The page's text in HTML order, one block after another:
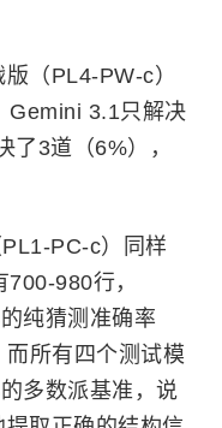
（PL4-PW-c）
Gemini 3.1只解决
了3道（6%），
PC-c）同样
980行，
纯猜测准确率
而所有四个测试模
多数派基准，说